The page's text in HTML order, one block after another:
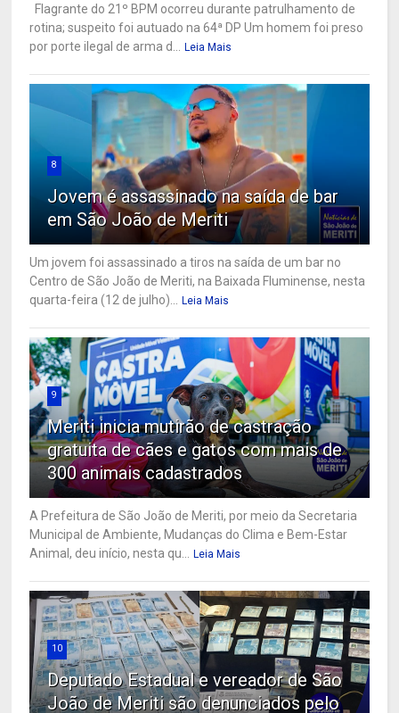
Flagrante do 21º BPM ocorreu durante patrulhamento de
rotina; suspeito foi autuado na 64ª DP Um homem foi preso
por porte ilegal de arma d... Leia Mais
8
Jovem é assassinado na saída de bar
em São João de Meriti
Um jovem foi assassinado a tiros na saída de um bar no
Centro de São João de Meriti, na Baixada Fluminense, nesta
quarta-feira (12 de julho)... Leia Mais
9
Meriti inicia mutirão de castração
gratuita de cães e gatos com mais de
300 animais cadastrados
A Prefeitura de São João de Meriti, por meio da Secretaria
Municipal de Ambiente, Mudanças do Clima e Bem-Estar
Animal, deu início, nesta qu... Leia Mais
10
Deputado Estadual e vereador de São
João de Meriti são denunciados pelo